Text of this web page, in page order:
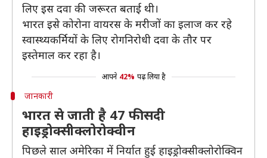
लिए इस दवा की जरूरत बताई थी।
भारत इसे कोरोना वायरस के मरीजों का इलाज कर रहे
स्वास्थ्यकर्मियों के लिए रोगनिरोधी दवा के तौर पर
इस्तेमाल कर रहा है।
आपने 42% पढ़ लिया है
जानकारी
भारत से जाती है 47 फीसदी
हाइड्रोक्सीक्लोरोक्वीन
पिछले साल अमेरिका में निर्यात हुई हाइड्रोक्सीक्लोरोक्विन